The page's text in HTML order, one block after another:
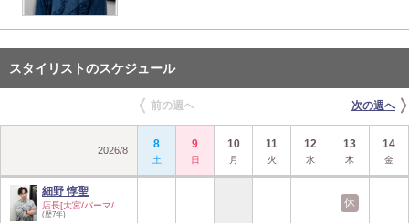
スタイリストのスケジュール
前の週へ 次の週へ
2026/8 8
土
9
日
10
月
11
火
12
水
13
木
14
金
細野 惇聖
店長[大宮/パーマ/…
(歴7年)
休